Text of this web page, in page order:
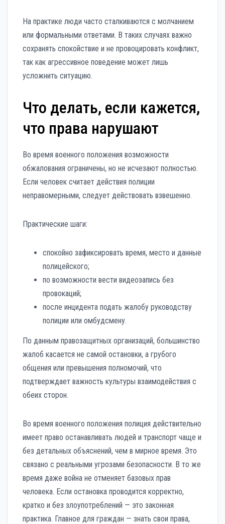
На практике люди часто сталкиваются с молчанием
или формальными ответами. В таких случаях важно
сохранять спокойствие и не провоцировать конфликт,
так как агрессивное поведение может лишь
усложнить ситуацию.
Что делать, если кажется,
что права нарушают
Во время военного положения возможности
обжалования ограничены, но не исчезают полностью.
Если человек считает действия полиции
неправомерными, следует действовать взвешенно.
Практические шаги:
спокойно зафиксировать время, место и данные
полицейского;
по возможности вести видеозапись без
провокаций;
после инцидента подать жалобу руководству
полиции или омбудсмену.
По данным правозащитных организаций, большинство
жалоб касается не самой остановки, а грубого
общения или превышения полномочий, что
подтверждает важность культуры взаимодействия с
обеих сторон.
Во время военного положения полиция действительно
имеет право останавливать людей и транспорт чаще и
без детальных объяснений, чем в мирное время. Это
связано с реальными угрозами безопасности. В то же
время даже война не отменяет базовых прав
человека. Если остановка проводится корректно,
кратко и без злоупотреблений — это законная
практика. Главное для граждан — знать свои права,